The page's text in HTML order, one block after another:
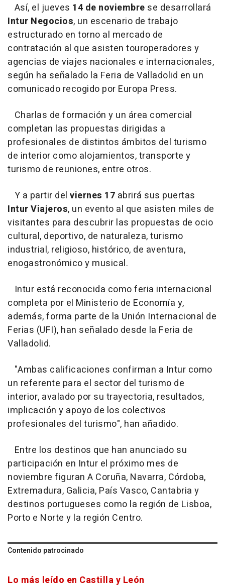
Así, el jueves 14 de noviembre se desarrollará
Intur Negocios, un escenario de trabajo
estructurado en torno al mercado de
contratación al que asisten touroperadores y
agencias de viajes nacionales e internacionales,
según ha señalado la Feria de Valladolid en un
comunicado recogido por Europa Press.
Charlas de formación y un área comercial
completan las propuestas dirigidas a
profesionales de distintos ámbitos del turismo
de interior como alojamientos, transporte y
turismo de reuniones, entre otros.
Y a partir del viernes 17 abrirá sus puertas
Intur Viajeros, un evento al que asisten miles de
visitantes para descubrir las propuestas de ocio
cultural, deportivo, de naturaleza, turismo
industrial, religioso, histórico, de aventura,
enogastronómico y musical.
Intur está reconocida como feria internacional
completa por el Ministerio de Economía y,
además, forma parte de la Unión Internacional de
Ferias (UFI), han señalado desde la Feria de
Valladolid.
"Ambas calificaciones confirman a Intur como
un referente para el sector del turismo de
interior, avalado por su trayectoria, resultados,
implicación y apoyo de los colectivos
profesionales del turismo", han añadido.
Entre los destinos que han anunciado su
participación en Intur el próximo mes de
noviembre figuran A Coruña, Navarra, Córdoba,
Extremadura, Galicia, País Vasco, Cantabria y
destinos portugueses como la región de Lisboa,
Porto e Norte y la región Centro.
Contenido patrocinado
Lo más leído en Castilla y León